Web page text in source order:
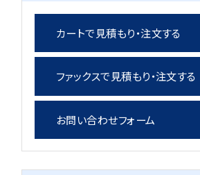
カートで見積もり・注文する
ファックスで見積もり・注文する
お問い合わせフォーム